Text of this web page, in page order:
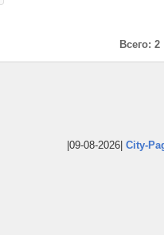
Всего: 2
|09-08-2026| City-